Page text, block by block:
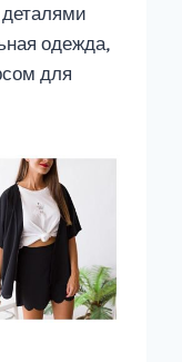
одежда,
для